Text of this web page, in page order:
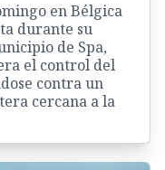
en Bélgica
durante su
de Spa,
el control del
contra un
cercana a la